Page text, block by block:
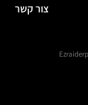
צור קשר